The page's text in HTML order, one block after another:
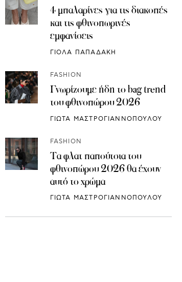
4 μπαλαρίνες για τις διακοπές
και τις φθινοπωρινές
εμφανίσεις
ΓΙΟΛΑ ΠΑΠΑΔΑΚΗ
FASHION
Γνωρίζουμε ήδη το bag trend
του φθινοπώρου 2026
ΓΙΩΤΑ ΜΑΣΤΡΟΓΙΑΝΝΟΠΟΥΛΟΥ
FASHION
Τα φλατ παπούτσια του
φθινοπώρου 2026 θα έχουν
αυτό το χρώμα
ΓΙΩΤΑ ΜΑΣΤΡΟΓΙΑΝΝΟΠΟΥΛΟΥ